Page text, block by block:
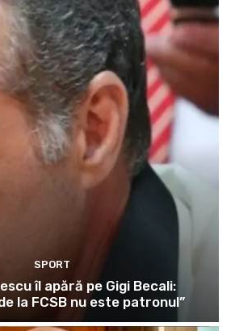
SPORT
îl apără pe Gigi Becali:
la FCSB nu este patronul”